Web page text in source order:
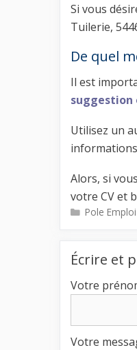
Si vous
Tuilerie,
De quel
Il est
suggestion
Utilisez un
Alors, si
votre CV et
Catégories
Pole Emploi
Écrire et
Votre
Votre